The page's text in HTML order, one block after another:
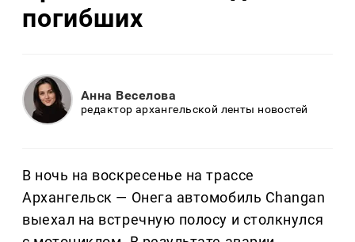
погибших
Анна Веселова
редактор архангельской ленты новостей
В ночь на воскресенье на трассе
Архангельск — Онега автомобиль Changan
выехал на встречную полосу и столкнулся